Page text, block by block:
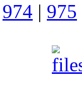
974 | 975